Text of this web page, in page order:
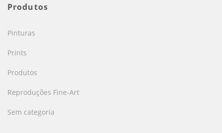
Produtos
Pinturas
Prints
Produtos
Reproduções Fine-Art
Sem categoria